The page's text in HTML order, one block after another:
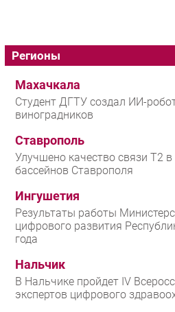
Регионы
Махачкала
Студент ДГТУ создал ИИ-
виноградников
Ставрополь
Улучшено качество связи T2
бассейнов Ставрополя
Ингушетия
Результаты работы
цифрового развития
года
Нальчик
В Нальчике пройдет IV
экспертов цифрового